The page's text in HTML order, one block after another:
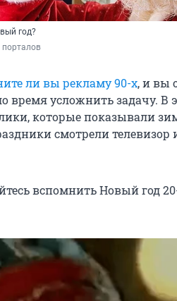
год?
ли вы рекламу 90-х, и вы
время усложнить задачу. В
которые показывали
смотрели телевизор
вспомнить Новый год